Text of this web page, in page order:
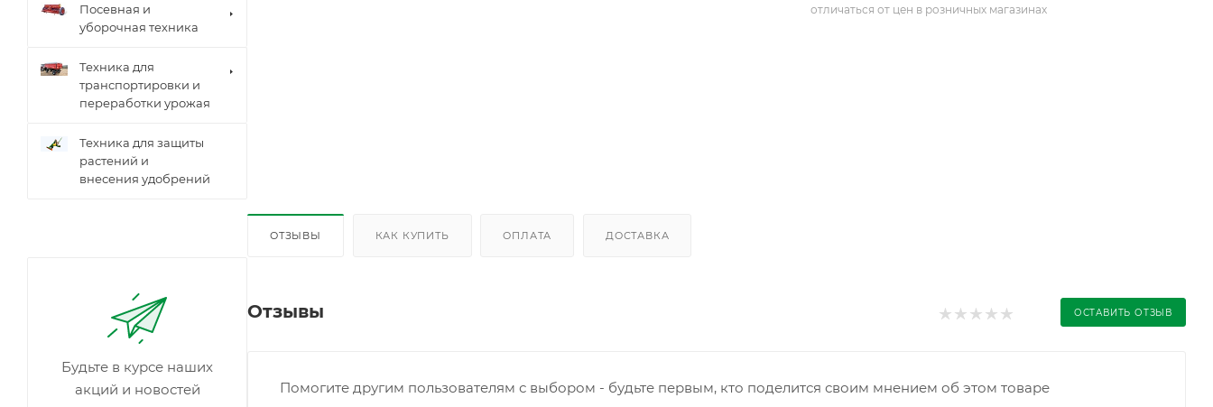
отличаться от цен в розничных магазинах
ОТЗЫВЫ КАК КУПИТЬ ОПЛАТА ДОСТАВКА
Отзывы ОСТАВИТЬ ОТЗЫВ
Помогите другим пользователям с выбором - будьте первым, кто поделится своим мнением об этом товаре
Посевная и
уборочная техника
Техника для
транспортировки и
переработки урожая
Техника для защиты
растений и
внесения удобрений
Будьте в курсе наших
акций и новостей